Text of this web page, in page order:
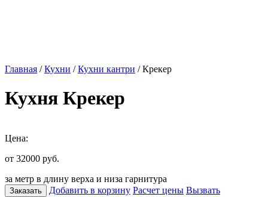
Главная /Кухни /Кухни кантри / Крекер
Кухня Крекер
Цена:
от 32000 руб.
за метр в длину верха и низа гарнитура
Заказать Добавить в корзину Расчет цены Вызвать